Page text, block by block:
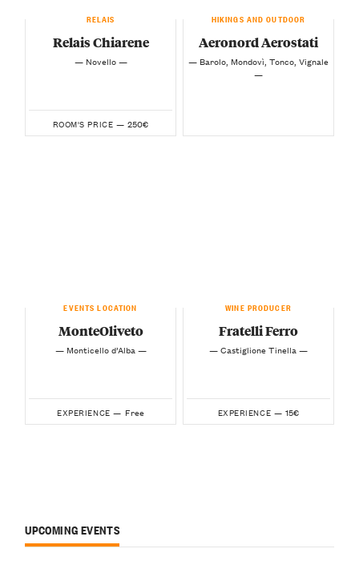
RELAIS
Relais Chiarene
— Novello —
ROOM'S PRICE — 250€
HIKINGS AND OUTDOOR
Aeronord Aerostati
— Barolo, Mondovì, Tonco, Vignale
—
EVENTS LOCATION
MonteOliveto
— Monticello d’Alba —
EXPERIENCE — Free
WINE PRODUCER
Fratelli Ferro
— Castiglione Tinella —
EXPERIENCE — 15€
UPCOMING EVENTS